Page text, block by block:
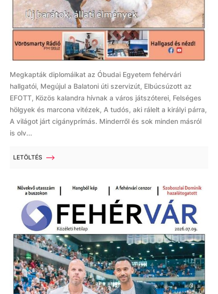
Megkapták diplomáikat az Óbudai Egyetem fehérvári
hallgatói, Megújul a Balatoni úti szervizút, Elbúcsúzott az
EFOTT, Közös kalandra hívnak a város játszóterei, Felséges
hölgyek és marcona vitézek, A tudós, aki rálelt a királyi párra,
A világot járt cigányprímás. Minderről és sok minden másról
is olv...
LETÖLTÉS